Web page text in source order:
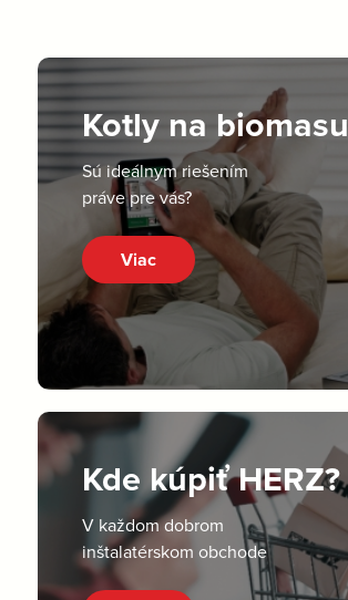
Kotly na biomasu
Sú ideálnym riešením
práve pre vás?
Viac
Kde kúpiť HERZ?
V každom dobrom
inštalatérskom obchode